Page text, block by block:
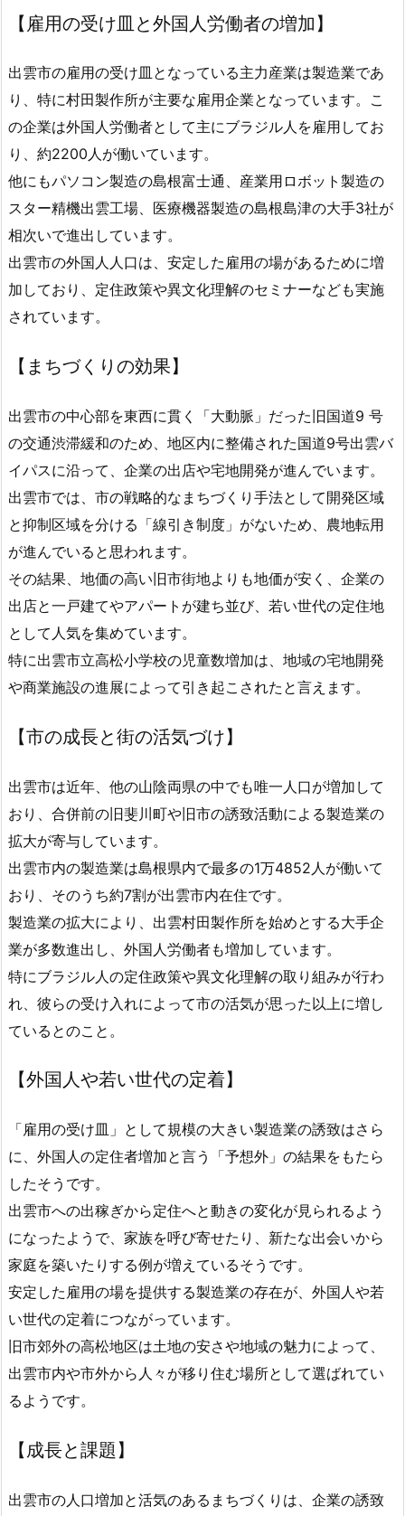
【雇用の受け皿と外国人労働者の増加】
出雲市の雇用の受け皿となっている主力産業は製造業であ
り、特に村田製作所が主要な雇用企業となっています。こ
の企業は外国人労働者として主にブラジル人を雇用してお
り、約2200人が働いています。
他にもパソコン製造の島根富士通、産業用ロボット製造の
スター精機出雲工場、医療機器製造の島根島津の大手3社が
相次いで進出しています。
出雲市の外国人人口は、安定した雇用の場があるために増
加しており、定住政策や異文化理解のセミナーなども実施
されています。
【まちづくりの効果】
出雲市の中心部を東西に貫く「大動脈」だった旧国道9 号
の交通渋滞緩和のため、地区内に整備された国道9号出雲バ
イパスに沿って、企業の出店や宅地開発が進んでいます。
出雲市では、市の戦略的なまちづくり手法として開発区域
と抑制区域を分ける「線引き制度」がないため、農地転用
が進んでいると思われます。
その結果、 地価の高い旧市街地よりも地価が安く
、企業の
出店と一戸建てやアパートが建ち並び、若い世代の定住地
として人気を集めています。
特に出雲市立高松小学校の児童数増加は、地域の宅地開発
や商業施設の進展によって引き起こされたと言えます。
【市の成長と街の活気づけ】
出雲市は近年、他の山陰両県の中でも唯一人口が増加して
おり、合併前の旧斐川町や旧市の誘致活動による製造業の
拡大が寄与しています。
出雲市内の製造業は島根県内で最多の1万4852人が働いて
おり、そのうち約7割が出雲市内在住です。
製造業の拡大により、出雲村田製作所を始めとする大手企
業が多数進出し、外国人労働者も増加しています。
特にブラジル人の定住政策や異文化理解の取り組みが行わ
れ、彼らの受け入れによって市の活気が思った以上に増し
ているとのこと。
【外国人や若い世代の定着】
「雇用の受け皿」として規模の大きい製造業の誘致はさら
に、外国人の定住者増加と言う「予想外」の結果をもたら
したそうです。
出雲市への出稼ぎから定住へと動きの変化が見られるよう
になったようで、家族を呼び寄せたり、新たな出会いから
家庭を築いたりする例が増えているそうです。
安定した雇用の場を提供する製造業の存在が、外国人や若
い世代の定着につながっています。
旧市郊外の高松地区は土地の安さや地域の魅力によって、
出雲市内や市外から人々が移り住む場所として選ばれてい
るようです。
【成長と課題】
出雲市の人口増加と活気のあるまちづくりは、企業の誘致